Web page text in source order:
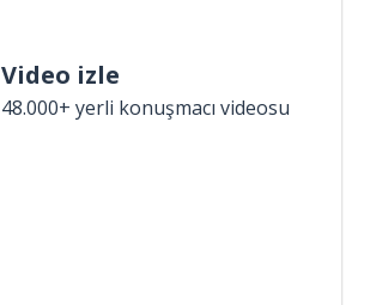
Video izle
48.000+ yerli konuşmacı videosu